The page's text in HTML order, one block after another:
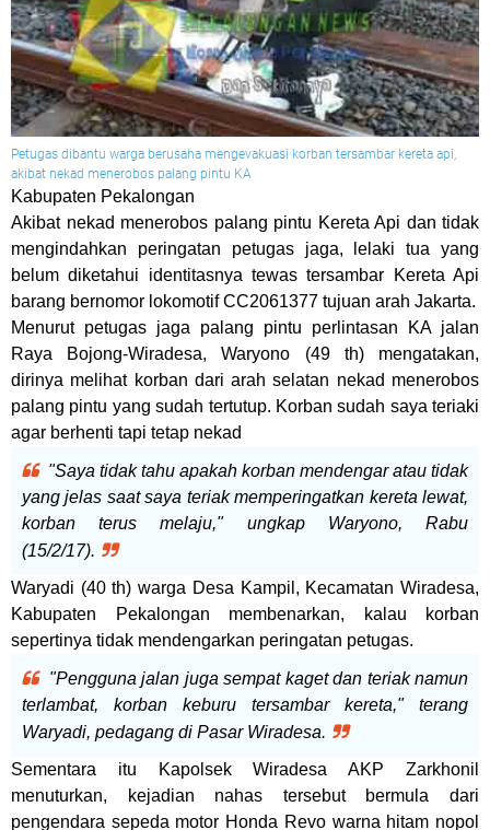
Petugas dibantu warga berusaha mengevakuasi korban tersambar kereta api,
akibat nekad menerobos palang pintu KA
Kabupaten Pekalongan
Akibat nekad menerobos palang pintu Kereta Api dan tidak
mengindahkan peringatan petugas jaga, lelaki tua yang
belum diketahui identitasnya tewas tersambar Kereta Api
barang bernomor lokomotif CC2061377 tujuan arah Jakarta.
Menurut petugas jaga palang pintu perlintasan KA jalan
Raya Bojong-Wiradesa, Waryono (49 th) mengatakan,
dirinya melihat korban dari arah selatan nekad menerobos
palang pintu yang sudah tertutup. Korban sudah saya teriaki
agar berhenti tapi tetap nekad
"Saya tidak tahu apakah korban mendengar atau tidak
yang jelas saat saya teriak memperingatkan kereta lewat,
korban terus melaju," ungkap Waryono, Rabu
(15/2/17).
Waryadi (40 th) warga Desa Kampil, Kecamatan Wiradesa,
Kabupaten Pekalongan membenarkan, kalau korban
sepertinya tidak mendengarkan peringatan petugas.
"Pengguna jalan juga sempat kaget dan teriak namun
terlambat, korban keburu tersambar kereta," terang
Waryadi, pedagang di Pasar Wiradesa.
Sementara itu Kapolsek Wiradesa AKP Zarkhonil
menuturkan, kejadian nahas tersebut bermula dari
pengendara sepeda motor Honda Revo warna hitam nopol